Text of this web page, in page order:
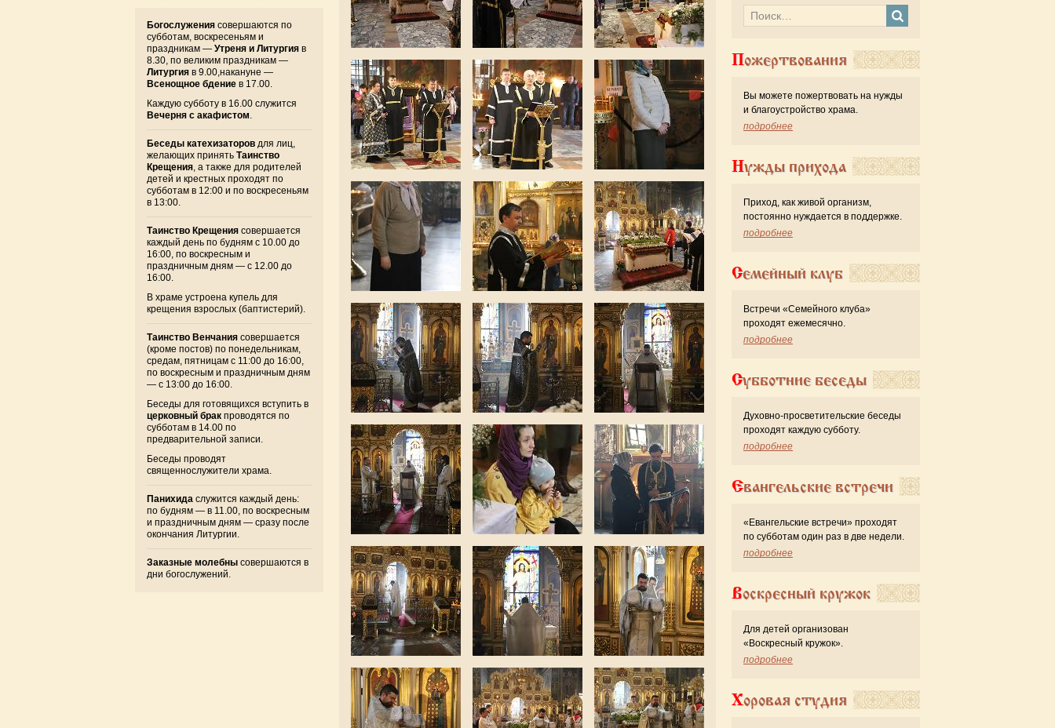
Богослужения совершаются по
субботам, воскресеньям и
праздникам — Утреня и Литургия в
8.30, по великим праздникам —
Литургия в 9.00,накануне —
Всенощное бдение в 17.00.
Каждую субботу в 16.00 служится
Вечерня с акафистом.
Беседы катехизаторов для лиц,
желающих принять Таинство
Крещения, а также для родителей
детей и крестных проходят по
субботам в 12:00 и по воскресеньям
в 13:00.
Таинство Крещения совершается
каждый день по будням с 10.00 до
16:00, по воскресным и
праздничным дням — с 12.00 до
16:00.
В храме устроена купель для
крещения взрослых (баптистерий).
Таинство Венчания совершается
(кроме постов) по понедельникам,
средам, пятницам с 11:00 до 16:00,
по воскресным и праздничным дням
— с 13:00 до 16:00.
Беседы для готовящихся вступить в
церковный брак проводятся по
субботам в 14.00 по
предварительной записи.
Беседы проводят
священнослужители храма.
Панихида служится каждый день:
по будням — в 11.00, по воскресным
и праздничным дням — сразу после
окончания Литургии.
Заказные молебны совершаются в
дни богослужений.
Пожертвования
Вы можете пожертвовать на нужды
и благоустройство храма.
подробнее
Нужды прихода
Приход, как живой организм,
постоянно нуждается в поддержке.
подробнее
Семейный клуб
Встречи «Семейного клуба»
проходят ежемесячно.
подробнее
Субботние беседы
Духовно-просветительские беседы
проходят каждую субботу.
подробнее
Евангельские встречи
«Евангельские встречи» проходят
по субботам один раз в две недели.
подробнее
Воскресный кружок
Для детей организован
«Воскресный кружок».
подробнее
Хоровая студия